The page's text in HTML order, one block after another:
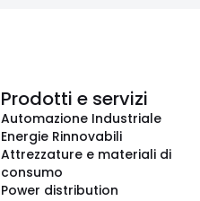
Prodotti e servizi
Automazione Industriale
Energie Rinnovabili
Attrezzature e materiali di
consumo
Power distribution